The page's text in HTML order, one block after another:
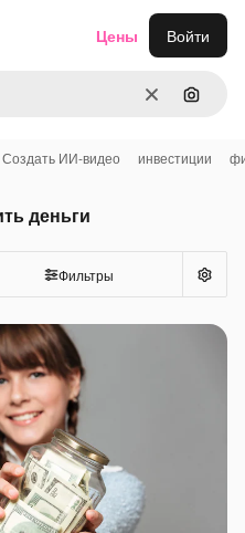
ОчиститьПоиск
Цены Войти
Создать ИИ-видео инвестиции
деньги
Фильтры